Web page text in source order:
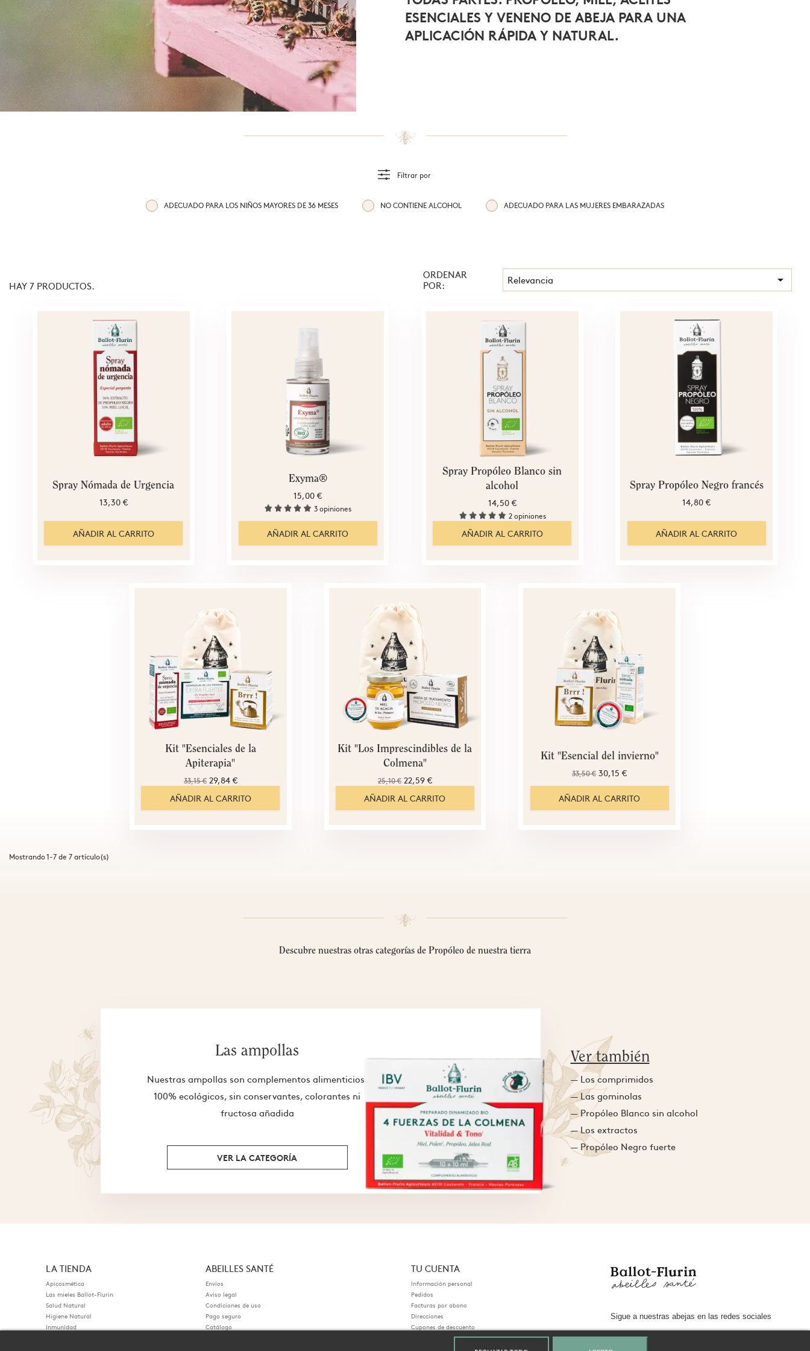
Digestión
Toda la dulzura de la miel
ESENCIALES Y VENENO DE ABEJA PARA UNA
APLICACIÓN RÁPIDA Y NATURAL.
Filtrar por
ADECUADO PARA LOS NIÑOS MAYORES DE 36 MESES NO CONTIENE ALCOHOL ADECUADO PARA LAS MUJERES EMBARAZADAS
Descubre nuestras otras categorías de Propóleo de nuestra tierra
Las ampollas
Nuestras ampollas son complementos alimenticios,
100% ecológicos, sin conservantes, colorantes ni
fructosa añadida
VER LA CATEGORÍA
Ver también
— Los comprimidos
— Las gominolas
— Propóleo Blanco sin alcohol
— Los extractos
— Propóleo Negro fuerte
HAY 7 PRODUCTOS.
ORDENAR
POR:
Relevancia 
Spray Nómada de Urgencia
13,30 €
AÑADIR AL CARRITO
Exyma®
15,00 €
3 opiniones
AÑADIR AL CARRITO
Spray Propóleo Blanco sin
alcohol
14,50 €
2 opiniones
AÑADIR AL CARRITO
Spray Propóleo Negro francés
14,80 €
AÑADIR AL CARRITO
Kit "Esenciales de la
Apiterapia"
33,15 € 29,84 €
AÑADIR AL CARRITO
Kit "Los Imprescindibles de la
Colmena"
25,10 € 22,59 €
AÑADIR AL CARRITO
Kit "Esencial del invierno"
33,50 € 30,15 €
AÑADIR AL CARRITO
Mostrando 1-7 de 7 artículo(s)
LA TIENDA
Apicosmética
Las mieles Ballot-Flurin
Salud Natural
Higiene Natural
Inmunidad
ABEILLES SANTÉ
Envíos
Aviso legal
Condiciones de uso
Pago seguro
Catálogo
TU CUENTA
Información personal
Pedidos
Facturas por abono
Direcciones
Cupones de descuento
Sigue a nuestras abejas en las redes sociales